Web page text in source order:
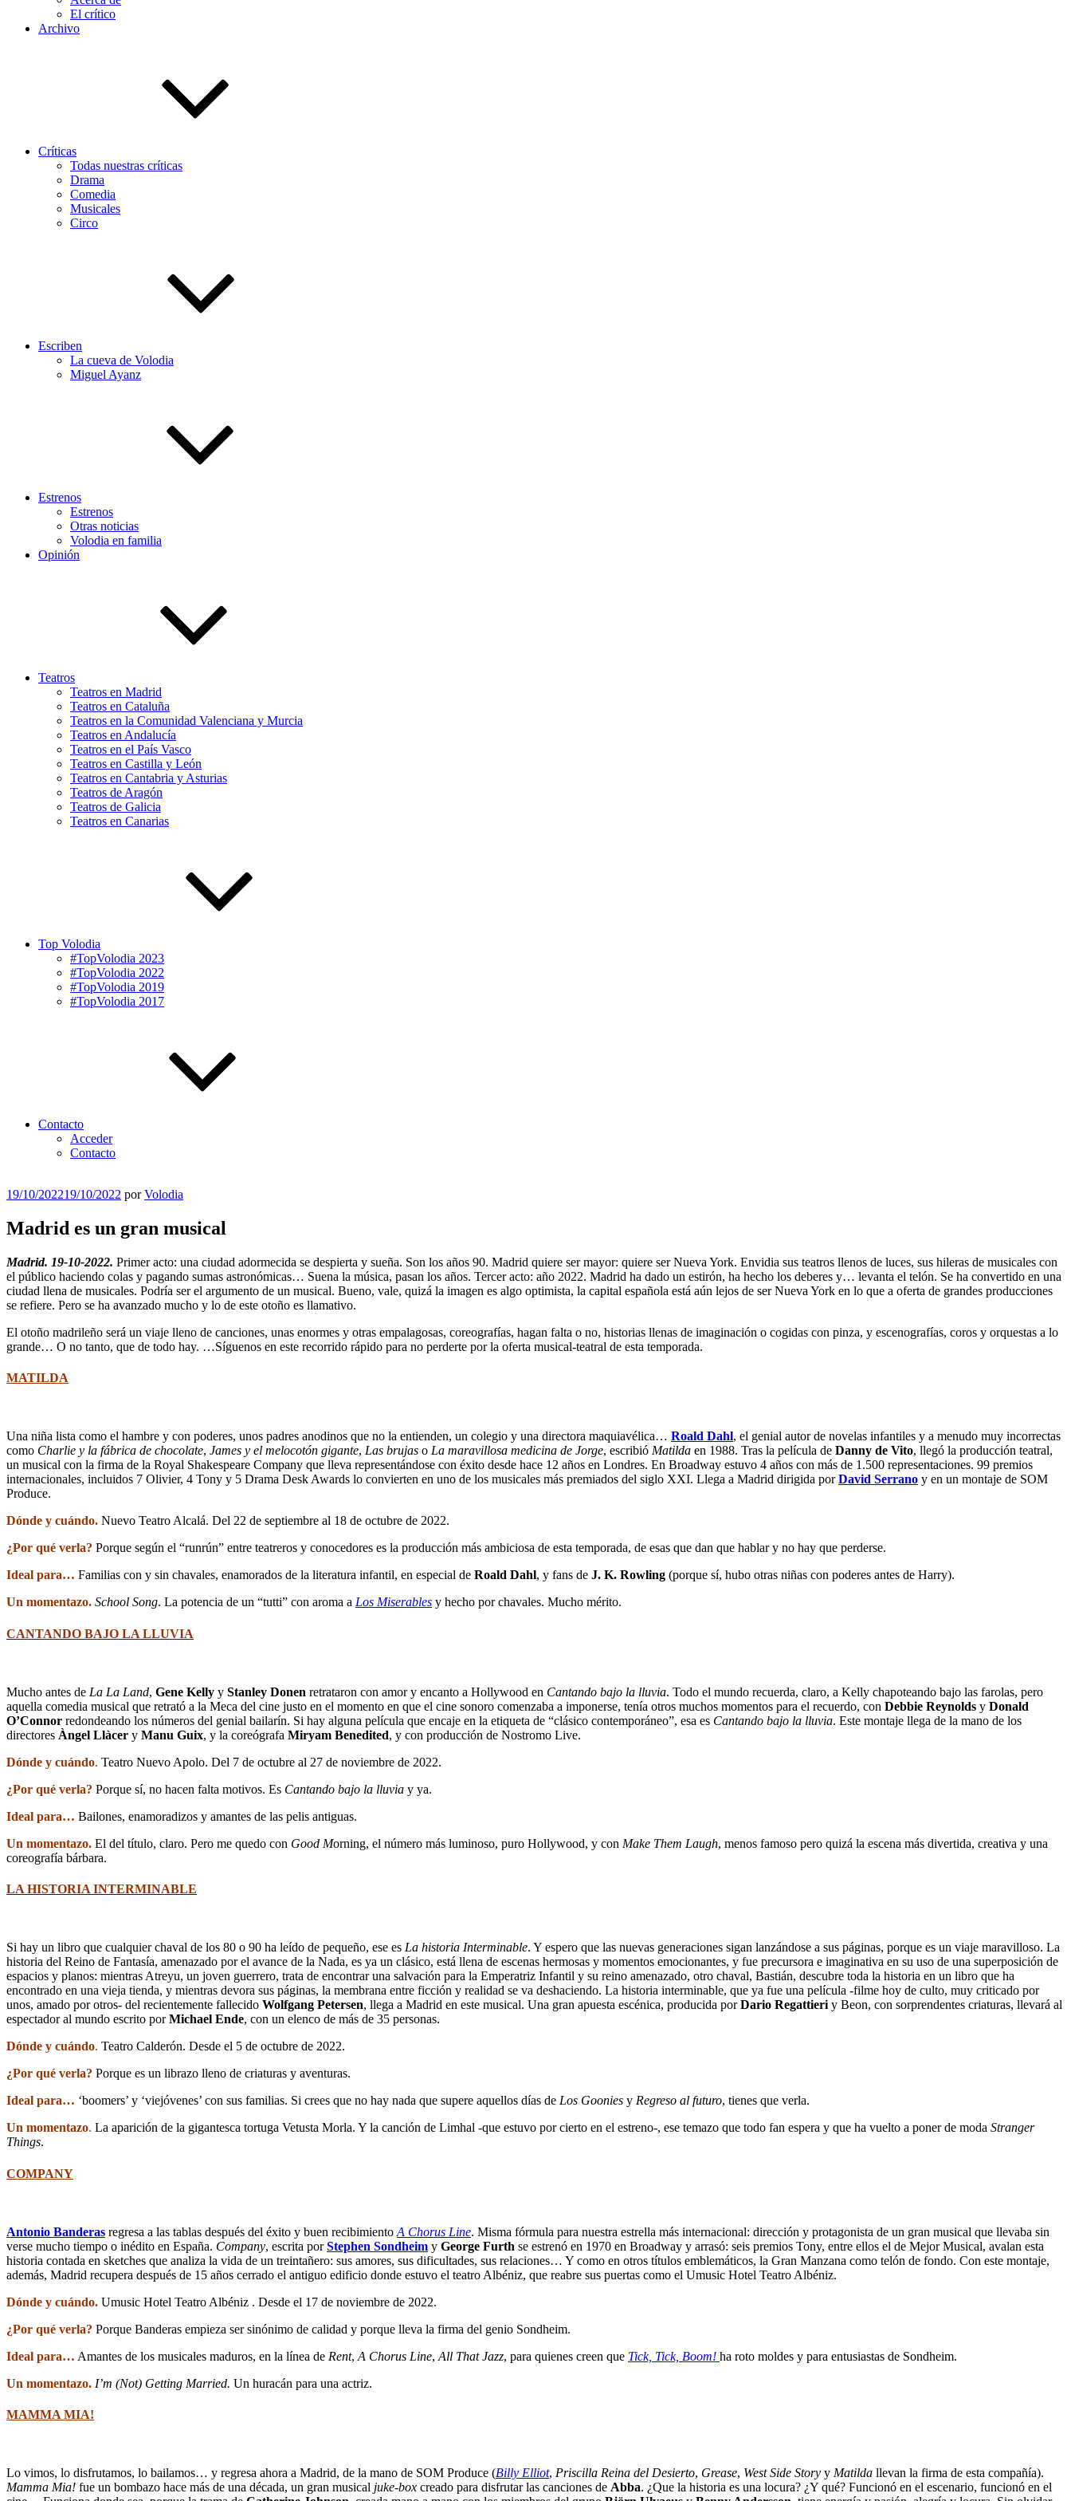
El crítico
Archivo
Críticas
Todas nuestras críticas
Drama
Comedia
Musicales
Circo
Escriben
La cueva de Volodia
Miguel Ayanz
Estrenos
Estrenos
Otras noticias
Volodia en familia
Opinión
Teatros
Teatros en Madrid
Teatros en Cataluña
Teatros en la Comunidad Valenciana y Murcia
Teatros en Andalucía
Teatros en el País Vasco
Teatros en Castilla y León
Teatros en Cantabria y Asturias
Teatros de Aragón
Teatros de Galicia
Teatros en Canarias
Top Volodia
#TopVolodia 2023
#TopVolodia 2022
#TopVolodia 2019
#TopVolodia 2017
Contacto
Acceder
Contacto
Publicado
19/10/202219/10/2022 porVolodia
Madrid es un gran musical
Madrid. 19-10-2022. Primer acto: una ciudad adormecida se despierta y sueña. Son los años 90. Madrid quiere ser mayor: quiere ser Nueva York. Envidia sus teatros llenos de luces, sus hileras de musicales con
el público haciendo colas y pagando sumas astronómicas… Suena la música, pasan los años. Tercer acto: año 2022. Madrid ha dado un estirón, ha hecho los deberes y… levanta el telón. Se ha convertido en una
ciudad llena de musicales. Podría ser el argumento de un musical. Bueno, vale, quizá la imagen es algo optimista, la capital española está aún lejos de ser Nueva York en lo que a oferta de grandes producciones
se refiere. Pero se ha avanzado mucho y lo de este otoño es llamativo.
El otoño madrileño será un viaje lleno de canciones, unas enormes y otras empalagosas, coreografías, hagan falta o no, historias llenas de imaginación o cogidas con pinza, y escenografías, coros y orquestas a lo
grande… O no tanto, que de todo hay. …Síguenos en este recorrido rápido para no perderte por la oferta musical-teatral de esta temporada.
MATILDA
Una niña lista como el hambre y con poderes, unos padres anodinos que no la entienden, un colegio y una directora maquiavélica… Roald Dahl, el genial autor de novelas infantiles y a menudo muy incorrectas
como Charlie y la fábrica de chocolate, James y el melocotón gigante, Las brujas o La maravillosa medicina de Jorge, escribió Matilda en 1988. Tras la película de Danny de Vito, llegó la producción teatral,
un musical con la firma de la Royal Shakespeare Company que lleva representándose con éxito desde hace 12 años en Londres. En Broadway estuvo 4 años con más de 1.500 representaciones. 99 premios
internacionales, incluidos 7 Olivier, 4 Tony y 5 Drama Desk Awards lo convierten en uno de los musicales más premiados del siglo XXI. Llega a Madrid dirigida porDavid Serrano y en un montaje de SOM
Produce.
Dónde y cuándo. Nuevo Teatro Alcalá. Del 22 de septiembre al 18 de octubre de 2022.
¿Por qué verla? Porque según el “runrún” entre teatreros y conocedores es la producción más ambiciosa de esta temporada, de esas que dan que hablar y no hay que perderse.
Ideal para… Familias con y sin chavales, enamorados de la literatura infantil, en especial de Roald Dahl, y fans de J. K. Rowling (porque sí, hubo otras niñas con poderes antes de Harry).
Un momentazo. School Song. La potencia de un “tutti” con aroma a Los Miserables y hecho por chavales. Mucho mérito.
CANTANDO BAJO LA LLUVIA
Mucho antes de La La Land, Gene Kelly y Stanley Donen retrataron con amor y encanto a Hollywood en Cantando bajo la lluvia. Todo el mundo recuerda, claro, a Kelly chapoteando bajo las farolas, pero
aquella comedia musical que retrató a la Meca del cine justo en el momento en que el cine sonoro comenzaba a imponerse, tenía otros muchos momentos para el recuerdo, con Debbie Reynolds y Donald
O’Connor redondeando los números del genial bailarín. Si hay alguna película que encaje en la etiqueta de “clásico contemporáneo”, esa es Cantando bajo la lluvia. Este montaje llega de la mano de los
directores Àngel Llàcer y Manu Guix, y la coreógrafa Miryam Benedited, y con producción de Nostromo Live.
Dónde y cuándo. Teatro Nuevo Apolo. Del 7 de octubre al 27 de noviembre de 2022.
¿Por qué verla? Porque sí, no hacen falta motivos. Es Cantando bajo la lluvia y ya.
Ideal para… Bailones, enamoradizos y amantes de las pelis antiguas.
Un momentazo. El del título, claro. Pero me quedo con Good Morning, el número más luminoso, puro Hollywood, y con Make Them Laugh, menos famoso pero quizá la escena más divertida, creativa y una
coreografía bárbara.
LA HISTORIA INTERMINABLE
Si hay un libro que cualquier chaval de los 80 o 90 ha leído de pequeño, ese es La historia Interminable. Y espero que las nuevas generaciones sigan lanzándose a sus páginas, porque es un viaje maravilloso. La
historia del Reino de Fantasía, amenazado por el avance de la Nada, es ya un clásico, está llena de escenas hermosas y momentos emocionantes, y fue precursora e imaginativa en su uso de una superposición de
espacios y planos: mientras Atreyu, un joven guerrero, trata de encontrar una salvación para la Emperatriz Infantil y su reino amenazado, otro chaval, Bastián, descubre toda la historia en un libro que ha
encontrado en una vieja tienda, y mientras devora sus páginas, la membrana entre ficción y realidad se va deshaciendo. La historia interminable, que ya fue una película -filme hoy de culto, muy criticado por
unos, amado por otros- del recientemente fallecido Wolfgang Petersen, llega a Madrid en este musical. Una gran apuesta escénica, producida porDario Regattieriy Beon, con sorprendentes criaturas, llevará al
espectador al mundo escrito porMichael Ende, con un elenco de más de 35 personas.
Dónde y cuándo. Teatro Calderón. Desde el 5 de octubre de 2022.
¿Por qué verla? Porque es un librazo lleno de criaturas y aventuras.
Ideal para… ‘boomers’ y ‘viejóvenes’ con sus familias. Si crees que no hay nada que supere aquellos días de Los Goonies y Regreso al futuro, tienes que verla.
Un momentazo. La aparición de la gigantesca tortuga Vetusta Morla. Y la canción de Limhal -que estuvo por cierto en el estreno-, ese temazo que todo fan espera y que ha vuelto a poner de moda Stranger
Things.
COMPANY
Antonio Banderas regresa a las tablas después del éxito y buen recibimiento A Chorus Line. Misma fórmula para nuestra estrella más internacional: dirección y protagonista de un gran musical que llevaba sin
verse mucho tiempo o inédito en España. Company, escrita porStephen Sondheim y George Furth se estrenó en 1970 en Broadway y arrasó: seis premios Tony, entre ellos el de Mejor Musical, avalan esta
historia contada en sketches que analiza la vida de un treintañero: sus amores, sus dificultades, sus relaciones… Y como en otros títulos emblemáticos, la Gran Manzana como telón de fondo. Con este montaje,
además, Madrid recupera después de 15 años cerrado el antiguo edificio donde estuvo el teatro Albéniz, que reabre sus puertas como el Umusic Hotel Teatro Albéniz.
Dónde y cuándo. Umusic Hotel Teatro Albéniz . Desde el 17 de noviembre de 2022.
¿Por qué verla? Porque Banderas empieza ser sinónimo de calidad y porque lleva la firma del genio Sondheim.
Ideal para… Amantes de los musicales maduros, en la línea de Rent, A Chorus Line, All That Jazz, para quienes creen que Tick, Tick, Boom! ha roto moldes y para entusiastas de Sondheim.
Un momentazo. I’m (Not) Getting Married. Un huracán para una actriz.
MAMMA MIA!
Lo vimos, lo disfrutamos, lo bailamos… y regresa ahora a Madrid, de la mano de SOM Produce (Billy Elliot, Priscilla Reina del Desierto, Grease, West Side Story y Matilda llevan la firma de esta compañía).
Mamma Mia! fue un bombazo hace más de una década, un gran musical juke-box creado para disfrutar las canciones de Abba. ¿Que la historia es una locura? ¿Y qué? Funcionó en el escenario, funcionó en el